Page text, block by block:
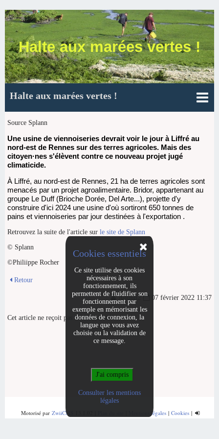
Halte aux marées vertes !
Halte aux marées vertes !
Source Splann
Une usine de viennoiseries devrait voir le jour à Liffré au
nord-est de Rennes sur des terres agricoles. Mais des
citoyen·nes s'élèvent contre ce nouveau projet jugé
climaticide.
À Liffré, au nord-est de Rennes, 21 ha de terres agricoles sont
menacés par un projet agroalimentaire. Bridor, appartenant au
groupe Le Duff (Brioche Dorée, Del Arte...), projette d'y
construire d'ici 2024 une usine d'où sortiront 650 tonnes de
pains et viennoiseries par jour destinées à l'exportation .
Retrouvez la suite de l'article sur le site de Splann
© Splann
©Philiippe Rocher
Retour
Admin2 07 février 2022 11:37
Cet article ne reçoit pas de commentaire.
Motorisé parZwiiCMS Mentions légales |Cookies |
Cookies essentiels
Ce site utilise des cookies
nécessaires à son
fonctionnement, ils
permettent de fluidifier son
fonctionnement par
exemple en mémorisant les
données de connexion, la
langue que vous avez
choisie ou la validation de
ce message.
Consulter les mentions
légales